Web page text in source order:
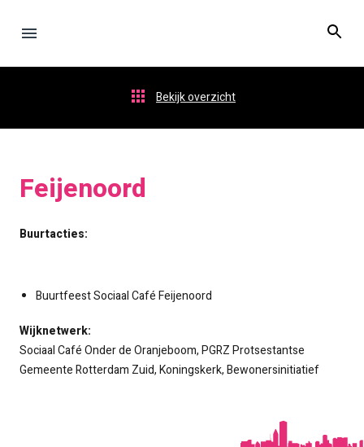
Bekijk overzicht
Feijenoord
Buurtacties:
Buurtfeest Sociaal Café Feijenoord
Wijknetwerk:
Sociaal Café Onder de Oranjeboom, PGRZ Protsestantse
Gemeente Rotterdam Zuid, Koningskerk, Bewonersinitiatief